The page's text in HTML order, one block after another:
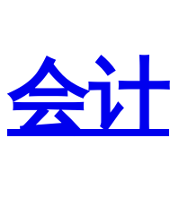
会计